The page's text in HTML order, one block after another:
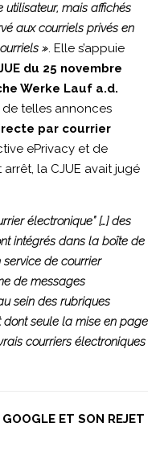
utilisateur, mais affichés
aux courriels privés en
». Elle s’appuie
du 25 novembre
Werke Lauf a.d.
telles annonces
par courrier
ePrivacy et de
arrêt, la CJUE avait jugé
électronique” […] des
intégrés dans la boîte de
service de courrier
de messages
sein des rubriques
seule la mise en page
courriers électroniques
ET SON REJET